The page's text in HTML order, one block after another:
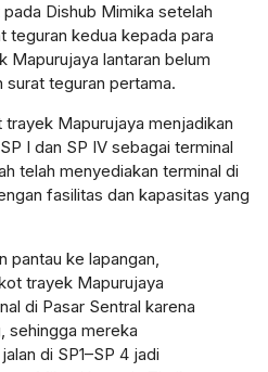
Dishub Mimika setelah
teguran kedua kepada para
Mapurujaya lantaran belum
surat teguran pertama.
Mapurujaya menjadikan
I dan SP IV sebagai terminal
telah menyediakan terminal di
fasilitas dan kapasitas yang
pantau ke lapangan,
trayek Mapurujaya
di Pasar Sentral karena
sehingga mereka
di SP1–SP 4 jadi